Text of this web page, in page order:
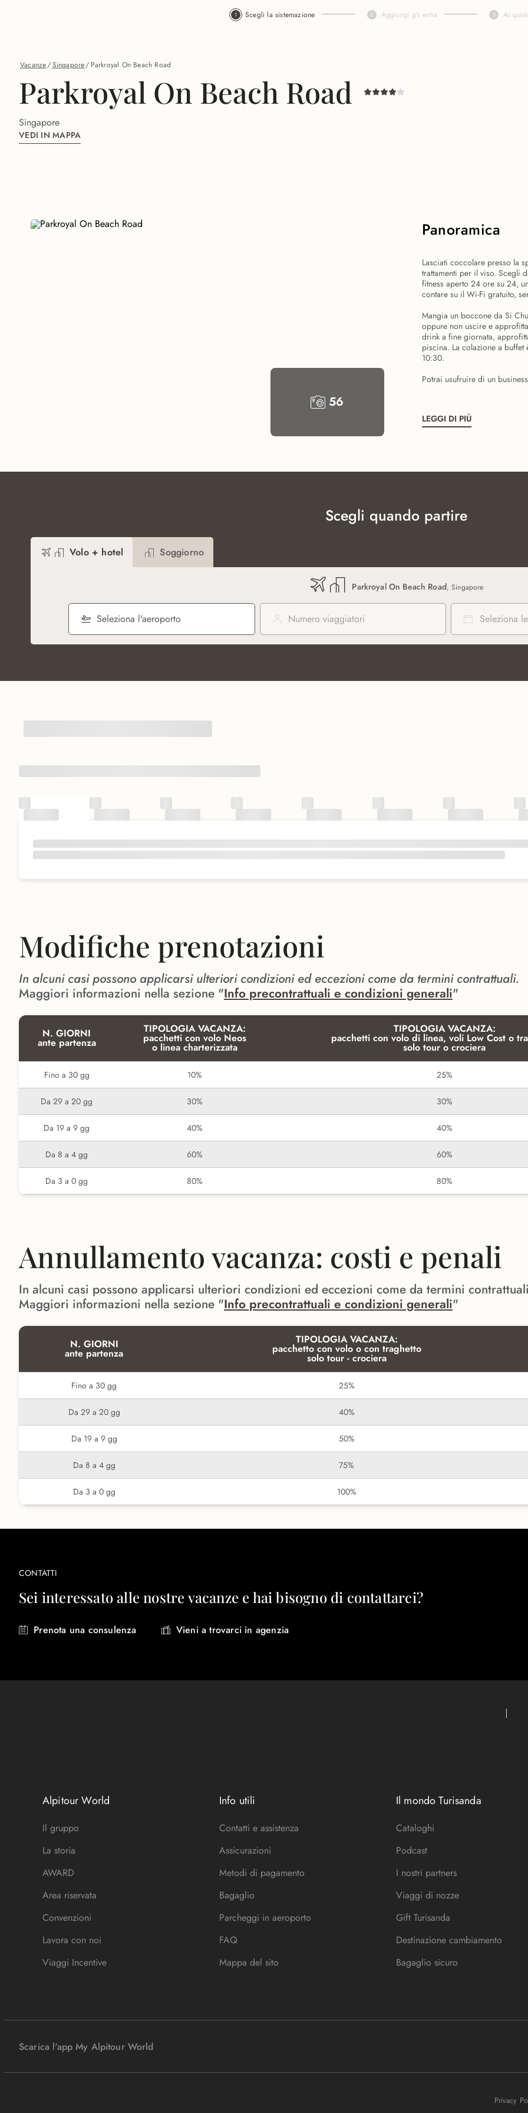
Scegli la sistemazione Aggiungi gli extra
Vacanze/Singapore/ Parkroyal On Beach Road
Parkroyal On Beach Road
Singapore
VEDI IN MAPPA
56
Panoramica
Lasciati coccolare presso la
trattamenti per il viso. Scegli
fitness aperto 24 ore su 24,
contare su il Wi-Fi gratuito,
Mangia un boccone da Si
oppure non uscire e
drink a fine giornata,
piscina. La colazione a
10:30.
Potrai usufruire di un
LEGGI DI PIÙ
Scegli quando partire
Volo + hotel Soggiorno
Parkroyal On Beach Road, Singapore
Seleziona l'aeroporto Numero viaggiatori Seleziona
Modifiche prenotazioni
In alcuni casi possono applicarsi ulteriori condizioni ed eccezioni come da termini contrattuali.
Maggiori informazioni nella sezione "Info precontrattuali e condizioni generali"
N. GIORNI
ante partenza
TIPOLOGIA VACANZA:
pacchetti con volo Neos
o linea charterizzata
TIPOLOGIA VACANZA:
pacchetti con volo di linea, voli Low Cost o
solo tour o crociera
Fino a 30 gg 10% 25%
Da 29 a 20 gg 30% 30%
Da 19 a 9 gg 40% 40%
Da 8 a 4 gg 60% 60%
Da 3 a 0 gg 80% 80%
Annullamento vacanza: costi e penali
In alcuni casi possono applicarsi ulteriori condizioni ed eccezioni come da termini contrattuali
Maggiori informazioni nella sezione "Info precontrattuali e condizioni generali"
N. GIORNI
ante partenza
TIPOLOGIA VACANZA:
pacchetto con volo o con traghetto
solo tour - crociera
Fino a 30 gg 25%
Da 29 a 20 gg 40%
Da 19 a 9 gg 50%
Da 8 a 4 gg 75%
Da 3 a 0 gg 100%
CONTATTI
Sei interessato alle nostre vacanze e hai bisogno di contattarci?
Prenota una consulenza Vieni a trovarci in agenzia
Alpitour World
Il gruppo
La storia
AWARD
Area riservata
Convenzioni
Lavora con noi
Viaggi Incentive
Info utili
Contatti e assistenza
Assicurazioni
Metodi di pagamento
Bagaglio
Parcheggi in aeroporto
FAQ
Mappa del sito
Il mondo Turisanda
Cataloghi
Podcast
I nostri partners
Viaggi di nozze
Gift Turisanda
Destinazione cambiamento
Bagaglio sicuro
Scarica l'app My Alpitour World
Privacy